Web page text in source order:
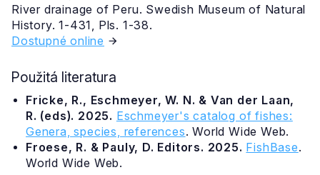
River drainage of Peru. Swedish Museum of Natural
History. 1-431, Pls. 1-38.
Dostupné online
Použitá literatura
Fricke, R., Eschmeyer, W. N. & Van der Laan,
R. (eds). 2025. Eschmeyer's catalog of fishes:
Genera, species, references. World Wide Web.
Froese, R. & Pauly, D. Editors. 2025. FishBase.
World Wide Web.